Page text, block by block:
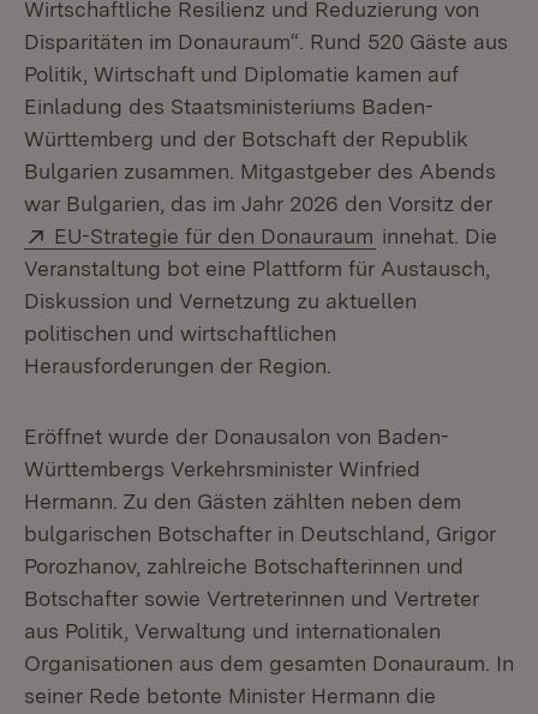
Wirtschaftliche Resilienz und Reduzierung von
Disparitäten im Donauraum“. Rund 520 Gäste aus
Politik, Wirtschaft und Diplomatie kamen auf
Einladung des Staatsministeriums Baden-
Württemberg und der Botschaft der Republik
Bulgarien zusammen. Mitgastgeber des Abends
war Bulgarien, das im Jahr 2026 den Vorsitz der
Extern:
EU-Strategie für den Donauraum (Öffnet in
innehat. Die
Veranstaltung bot eine Plattform für Austausch,
Diskussion und Vernetzung zu aktuellen
politischen und wirtschaftlichen
Herausforderungen der Region.
Eröffnet wurde der Donausalon von Baden-
Württembergs Verkehrsminister Winfried
Hermann. Zu den Gästen zählten neben dem
bulgarischen Botschafter in Deutschland, Grigor
Porozhanov, zahlreiche Botschafterinnen und
Botschafter sowie Vertreterinnen und Vertreter
aus Politik, Verwaltung und internationalen
Organisationen aus dem gesamten Donauraum. In
seiner Rede betonte Minister Hermann die